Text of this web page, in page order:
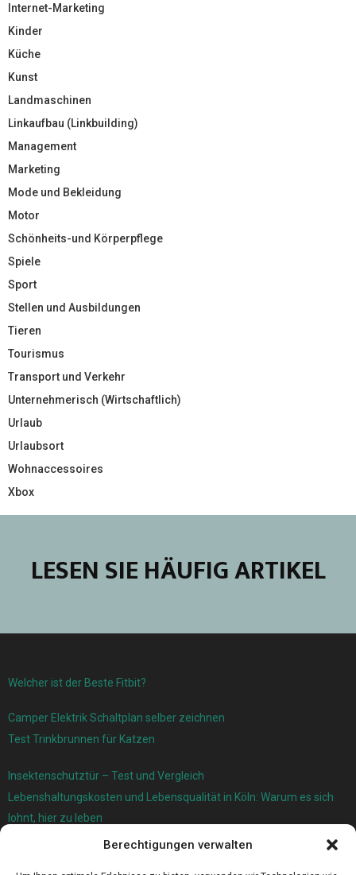
Berechtigungen verwalten
Internet-Marketing
Kinder
Küche
Kunst
Landmaschinen
Linkaufbau (Linkbuilding)
Management
Marketing
Mode und Bekleidung
Motor
Schönheits-und Körperpflege
Spiele
Sport
Stellen und Ausbildungen
Tieren
Tourismus
Transport und Verkehr
Unternehmerisch (Wirtschaftlich)
Urlaub
Urlaubsort
Wohnaccessoires
Xbox
LESEN SIE HÄUFIG ARTIKEL
Welcher ist der Beste Fitbit?
Camper Elektrik Schaltplan selber zeichnen
Test Trinkbrunnen für Katzen
Insektenschutztür – Test und Vergleich
Lebenshaltungskosten und Lebensqualität in Köln: Warum es sich
lohnt, hier zu leben
Ersatzfedern für Ihr Trampolin